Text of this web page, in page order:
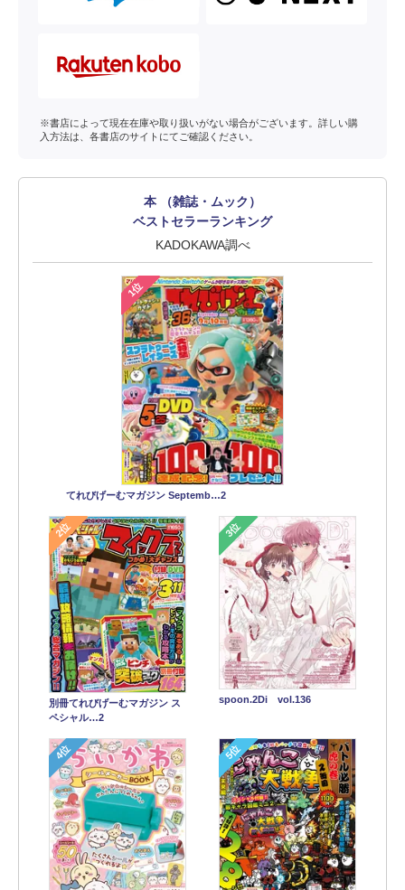
※書店によって現在在庫や取り扱いがない場合がございます。詳しい購
入方法は、各書店のサイトにてご確認ください。
本 （雑誌・ムック）
ベストセラーランキング
KADOKAWA調べ
1位
てれびげーむマガジン Septemb…2
2位
別冊てれびげーむマガジン ス
ペシャル…2
3位
spoon.2Di vol.136
4位 5位